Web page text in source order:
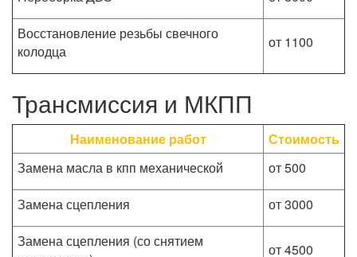
Восстановление резьбы свечного
колодца
от 1100
Трансмиссия и МКПП
Наименование работ
Стоимость
Замена масла в кпп механической
от 500
Замена сцепления
от 3000
Замена сцепления (со снятием
от 4500